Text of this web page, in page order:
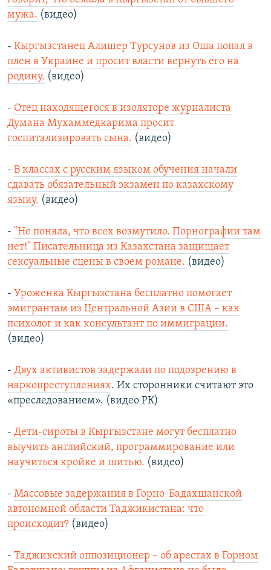
мужа. (видео)
- Кыргызстанец Алишер Турсунов из Оша попал в
плен в Украине и просит власти вернуть его на
родину. (видео)
- Отец находящегося в изоляторе журналиста
Думана Мухаммедкарима просит
госпитализировать сына. (видео)
- В классах c русским языком обучения начали
сдавать обязательный экзамен по казахскому
языку. (видео)
- "Не поняла, что всех возмутило. Порнографии там
нет!" Писательница из Казахстана защищает
сексуальные сцены в своем романе. (видео)
- Уроженка Кыргызстана бесплатно помогает
эмигрантам из Центральной Азии в США – как
психолог и как консультант по иммиграции.
(видео)
- Двух активистов задержали по подозрению в
наркопреступлениях. Их сторонники считают это
«преследованием». (видео РК)
- Дети-сироты в Кыргызстане могут бесплатно
выучить английский, программирование или
научиться кройке и шитью. (видео)
- Массовые задержания в Горно-Бадахшанской
автономной области Таджикистана: что
происходит? (видео)
- Таджикский оппозиционер – об арестах в Горном